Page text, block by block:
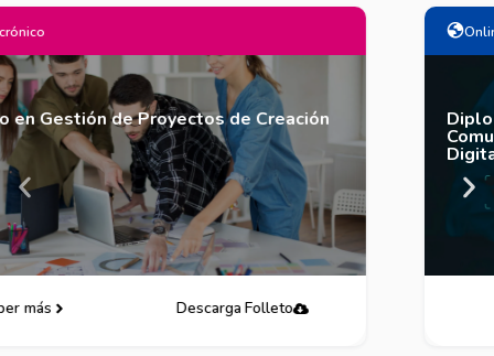
Diplomado en Inteligencia Artificial, Periodismo y
Comunicaciones: Innovación y Ética en la Era
Digital
Descarga Folleto